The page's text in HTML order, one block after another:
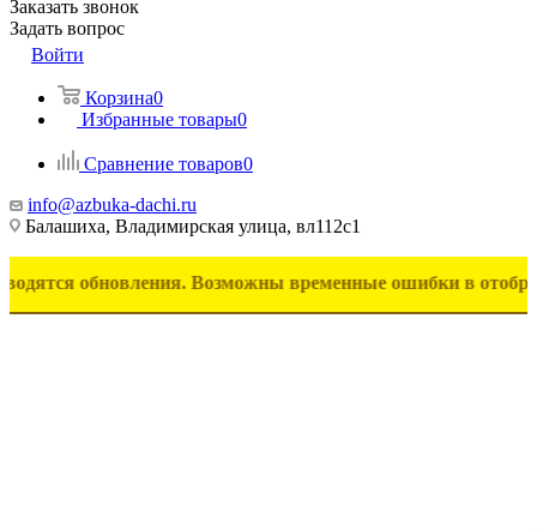
Заказать звонок
Задать вопрос
Войти
Корзина0
Избранные товары0
Сравнение товаров0
info@azbuka-dachi.ru
Балашиха, Владимирская улица, вл112с1
Возможны временные ошибки в отображении